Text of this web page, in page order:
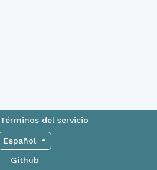
Términos del servicio
Español
Github